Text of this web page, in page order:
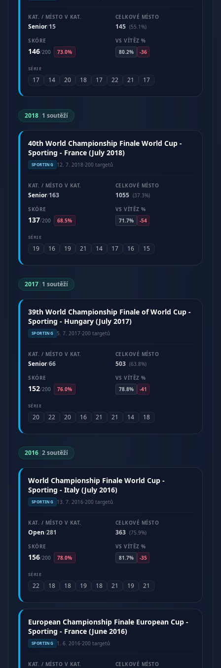
KAT. / MÍSTO V KAT.
Senior/15
CELKOVÉ MÍSTO
145 (55.1%)
SKÓRE
146/200 73.0%
VS VÍTĚZ %
80.2%
-36
SÉRIE
17 14 20 18 17 22 21 17
2018| 1 soutěží
40th World Championship Finale World Cup -
Sporting - France (July 2018)
SPORTING 12. 7. 2018·200 targetů
KAT. / MÍSTO V KAT.
Senior/163
CELKOVÉ MÍSTO
1055 (37.3%)
SKÓRE
137/200 68.5%
VS VÍTĚZ %
71.7%
-54
SÉRIE
19 16 19 21 14 17 16 15
2017| 1 soutěží
39th World Championship Finale of World Cup -
Sporting - Hungary (July 2017)
SPORTING 5. 7. 2017·200 targetů
KAT. / MÍSTO V KAT.
Senior/66
CELKOVÉ MÍSTO
503 (63.8%)
SKÓRE
152/200 76.0%
VS VÍTĚZ %
78.8%
-41
SÉRIE
20 22 20 16 21 21 14 18
2016|2 soutěží
World Championship Finale World Cup -
Sporting - Italy (July 2016)
SPORTING 13. 7. 2016·200 targetů
KAT. / MÍSTO V KAT.
Open/281
CELKOVÉ MÍSTO
363 (75.9%)
SKÓRE
156/200 78.0%
VS VÍTĚZ %
81.7%
-35
SÉRIE
22 18 18 19 18 21 19 21
European Championship Finale European Cup -
Sporting - France (June 2016)
SPORTING 1. 6. 2016·200 targetů
KAT. / MÍSTO V KAT. CELKOVÉ MÍSTO